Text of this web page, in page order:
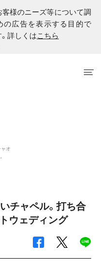
様のニーズ等について調
の広告を表示する目的で
詳しくはこちら
ャオ
チャペル。打ち合
ウェディング